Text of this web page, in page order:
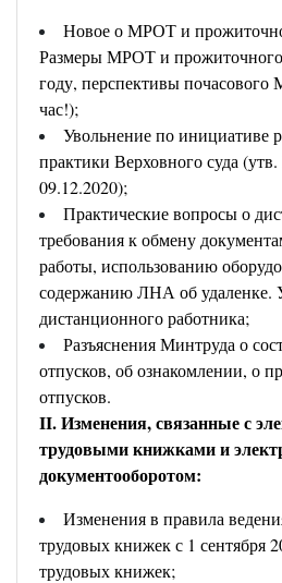
Новое о МРОТ и
Размеры МРОТ и
году, перспективы
час!);
Увольнение по инициативе
практики Верховного суда
09.12.2020);
Практические вопросы о
требования к обмену
работы, использованию
содержанию ЛНА об удаленке.
дистанционного работника;
Разъяснения Минтруда о
отпусков, об ознакомлении, о
отпусков.
II. Изменения, связанные с
трудовыми книжками и
документооборотом:
Изменения в правила
трудовых книжек с 1 сентября
трудовых книжек;